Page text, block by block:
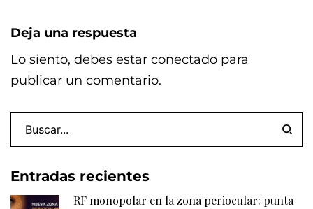
Deja una respuesta
Lo siento, debes estar conectado para
publicar un comentario.
Entradas recientes
RF monopolar en la zona periocular: punta